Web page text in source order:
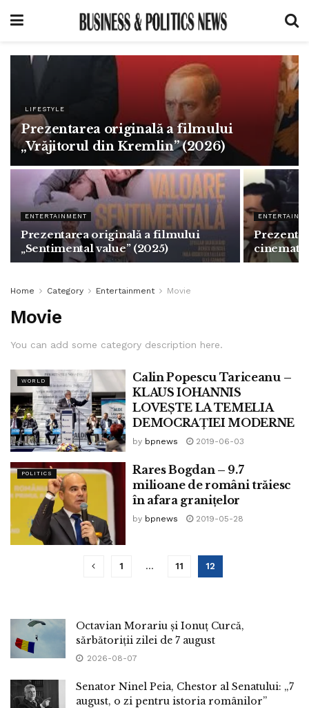
LIFESTYLE
Prezentarea originală a filmului
„Vrăjitorul din Kremlin” (2026)
ENTERTAINMENT
Prezentarea originală a filmului
„Sentimental value” (2025)
Home Category Entertainment Movie
Movie
You can add some category description here.
WORLD
Calin Popescu Tariceanu –
KLAUS IOHANNIS
LOVEȘTE LA TEMELIA
DEMOCRAȚIEI MODERNE
by bpnews 2019-06-03
POLITICS
Rares Bogdan – 9.7
milioane de români trăiesc
în afara granițelor
by bpnews 2019-05-28
1 … 11 12
Octavian Morariu și Ionuț Curcă,
sărbătoriții zilei de 7 august
2026-08-07
Senator Ninel Peia, Chestor al Senatului: „7
august, o zi pentru istoria românilor”